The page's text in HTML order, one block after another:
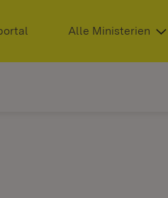
(Öffnet in neuem Fenster)
Alle Ministerien